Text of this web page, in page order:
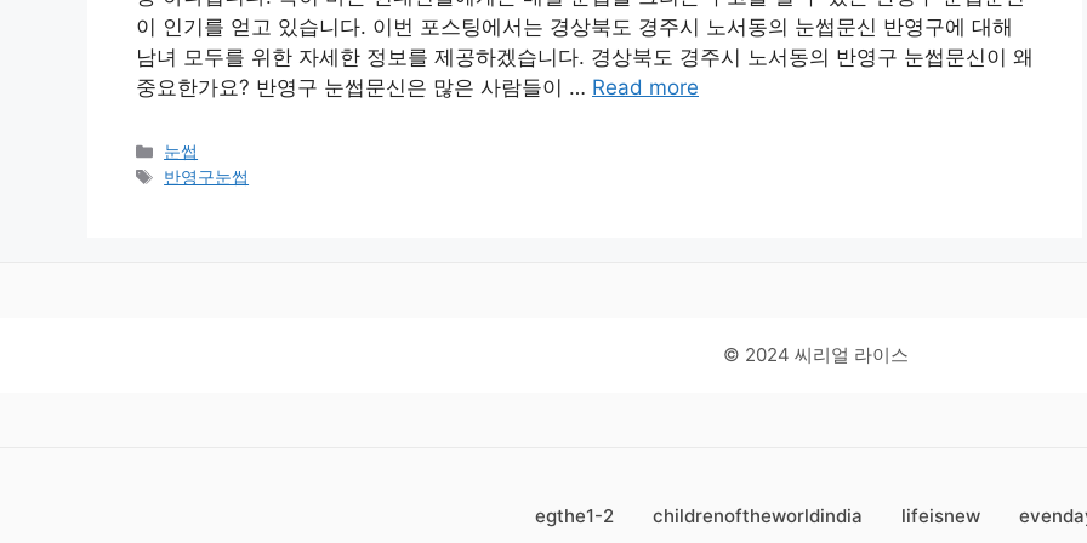
이 인기를 얻고 있습니다. 이번 포스팅에서는 경상북도 경주시 노서동의 눈썹문신 반영구에 대해
남녀 모두를 위한 자세한 정보를 제공하겠습니다. 경상북도 경주시 노서동의 반영구 눈썹문신이 왜
중요한가요? 반영구 눈썹문신은 많은 사람들이 … Read more
카
테
눈썹
태
반영구눈썹
© 2024 씨리얼 라이스
egthe1-2 childrenoftheworldindia lifeisnew